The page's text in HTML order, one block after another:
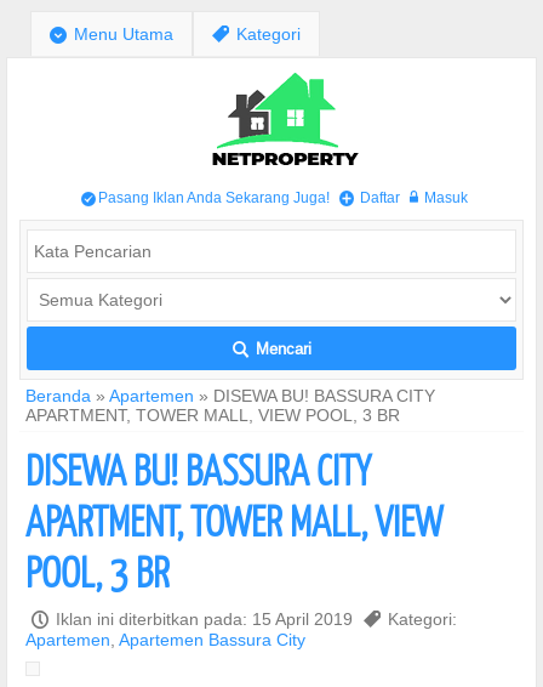
; Menu Utama , Kategori
/ Pasang Iklan Anda Sekarang Juga! + Daftar w Masuk
L Mencari
Beranda » Apartemen » DISEWA BU! BASSURA CITY
APARTMENT, TOWER MALL, VIEW POOL, 3 BR
DISEWA BU! BASSURA CITY
APARTMENT, TOWER MALL, VIEW
POOL, 3 BR
P Iklan ini diterbitkan pada: 15 April 2019 , Kategori:
Apartemen Apartemen Bassura City